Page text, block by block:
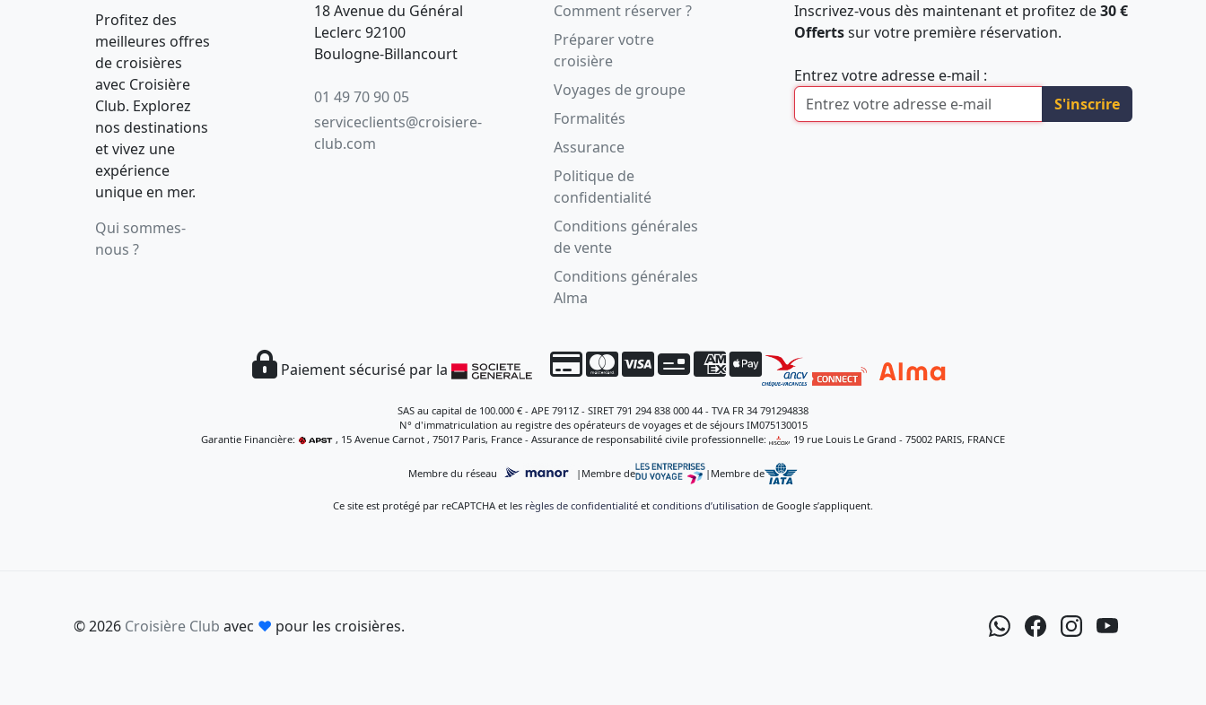
Profitez des
meilleures offres
de croisières
avec Croisière
Club. Explorez
nos destinations
et vivez une
expérience
unique en mer.
Qui sommes-
nous ?
18 Avenue du Général
Leclerc 92100
Boulogne-Billancourt
01 49 70 90 05
serviceclients@croisiere-
club.com
Comment réserver ?
Préparer votre
croisière
Voyages de groupe
Formalités
Assurance
Politique de
confidentialité
Conditions générales
de vente
Conditions générales
Alma
Inscrivez-vous dès maintenant et profitez de30 €
Offertssur votre première réservation.
Entrez votre adresse e-mail :
S'inscrire
Paiement sécurisé par la
SAS au capital de 100.000 € - APE 7911Z - SIRET 791 294 838 000 44 - TVA FR 34 791294838
N° d'immatriculation au registre des opérateurs de voyages et de séjours IM075130015
Garantie Financière:
, 15 Avenue Carnot , 75017 Paris, France - Assurance de responsabilité civile professionnelle: , 19 rue Louis Le Grand - 75002 PARIS, FRANCE
Membre du réseau | Membre de | Membre de
Ce site est protégé par reCAPTCHA et les règles de confidentialité et conditions d’utilisation de Google s’appliquent.
© 2026 Croisière Club avec ♥ pour les croisières.